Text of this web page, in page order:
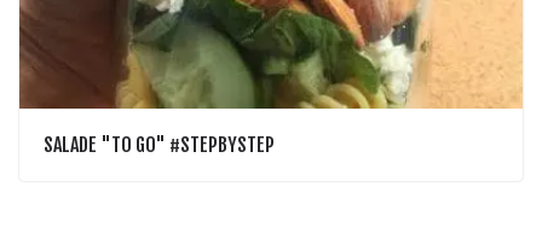
SALADE "TO GO" #STEPBYSTEP